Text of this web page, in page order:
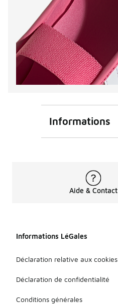
Informations
Aide & Contact
Informations LéGales
Déclaration relative aux cookies
Déclaration de confidentialité
Conditions générales